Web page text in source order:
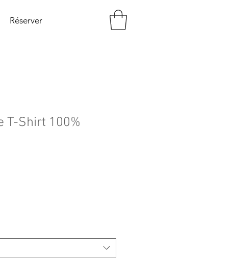
Réserver
T-Shirt 100%